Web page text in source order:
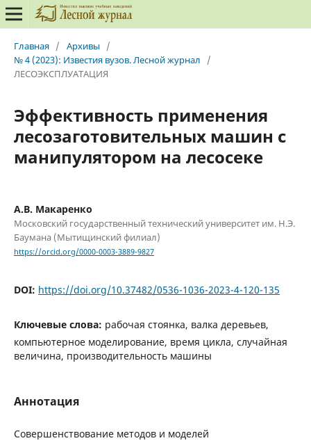
Главная / Архивы
/
№ 4 (2023): Известия вузов. Лесной журнал
/
ЛЕСОЭКСПЛУАТАЦИЯ
Эффективность применения
лесозаготовительных машин с
манипулятором на лесосеке
А.В. Макаренко
Московский государственный технический университет им. Н.Э.
Баумана (Мытищинский филиал)
https://orcid.org/0000-0003-3889-9827
DOI: https://doi.org/10.37482/0536-1036-2023-4-120-135
Ключевые слова: рабочая стоянка, валка деревьев,
компьютерное моделирование, время цикла, случайная
величина, производительность машины
Аннотация
Совершенствование методов и моделей